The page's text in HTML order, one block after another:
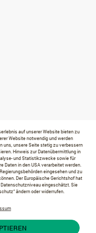
auf unserer Website bieten zu
Website notwendig und werden
uns, unsere Seite stetig zu verbessern
Hinweis zur Datenübermittlung in
und Statistikzwecke sowie für
Daten in den USA verarbeitet werden.
eingesehen und zu
Der Europäische Gerichtshof hat
eingeschätzt. Sie
ändern oder widerrufen.